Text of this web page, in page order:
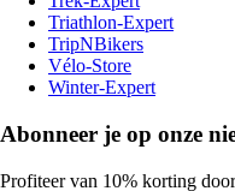
Triathlon-Expert
TripNBikers
Vélo-Store
Winter-Expert
Abonneer je op onze
Profiteer van 10% korting